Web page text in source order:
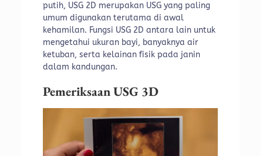
putih, USG 2D merupakan USG yang paling
umum digunakan terutama di awal
kehamilan. Fungsi USG 2D antara lain untuk
mengetahui ukuran bayi, banyaknya air
ketuban, serta kelainan fisik pada janin
dalam kandungan.
Pemeriksaan USG 3D